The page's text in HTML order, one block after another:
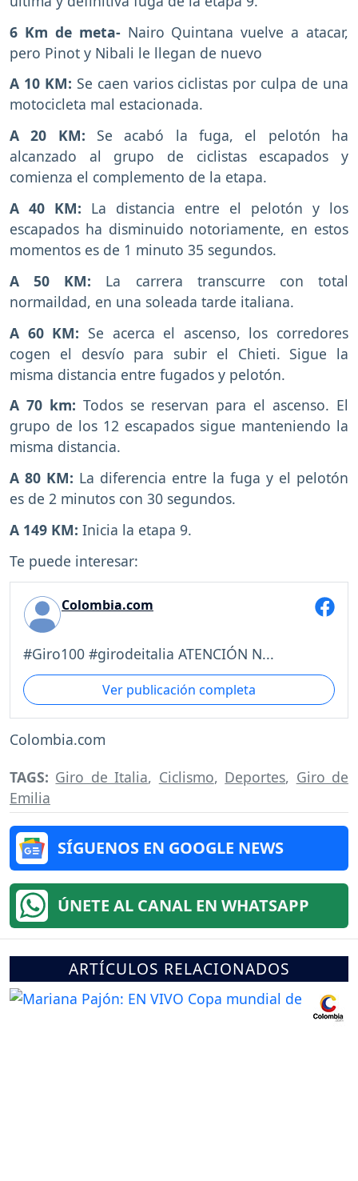
6 Km de meta- Nairo Quintana vuelve a atacar,
pero Pinot y Nibali le llegan de nuevo
A 10 KM: Se caen varios ciclistas por culpa de una
motocicleta mal estacionada.
A 20 KM: Se acabó la fuga, el pelotón ha
alcanzado al grupo de ciclistas escapados y
comienza el complemento de la etapa.
A 40 KM: La distancia entre el pelotón y los
escapados ha disminuido notoriamente, en estos
momentos es de 1 minuto 35 segundos.
A 50 KM: La carrera transcurre con total
normaildad, en una soleada tarde italiana.
A 60 KM: Se acerca el ascenso, los corredores
cogen el desvío para subir el Chieti. Sigue la
misma distancia entre fugados y pelotón.
A 70 km: Todos se reservan para el ascenso. El
grupo de los 12 escapados sigue manteniendo la
misma distancia.
A 80 KM: La diferencia entre la fuga y el pelotón
es de 2 minutos con 30 segundos.
A 149 KM: Inicia la etapa 9.
Te puede interesar:
Colombia.com
#Giro100 #girodeitalia ATENCIÓN N...
Ver publicación completa
Colombia.com
TAGS: Giro de Italia, Ciclismo, Deportes, Giro de
Emilia
SÍGUENOS EN GOOGLE NEWS
ÚNETE AL CANAL EN WHATSAPP
ARTÍCULOS RELACIONADOS